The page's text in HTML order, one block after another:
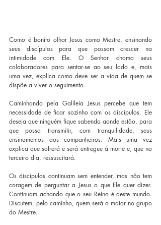
Como é bonito olhar Jesus como Mestre, ensinando
seus discípulos para que possam crescer na
intimidade com Ele. O Senhor chama seus
colaboradores para sentar-se ao seu lado e, mais
uma vez, explica como deve ser a vida de quem se
dispõe a viver o seguimento.
Caminhando pela Galileia Jesus percebe que tem
necessidade de ficar sozinho com os discípulos. Ele
deseja que ninguém fique sabendo aonde estão, para
que possa transmitir, com tranquilidade, seus
ensinamentos aos companheiros. Mais uma vez
explica que sofrerá e será entregue à morte e, que no
terceiro dia, ressuscitará.
Os discípulos continuam sem entender, mas não tem
coragem de perguntar a Jesus o que Ele quer dizer.
Continuam achando que o seu Reino é deste mundo.
Discutem, pelo caminho, quem será o maior no grupo
do Mestre.